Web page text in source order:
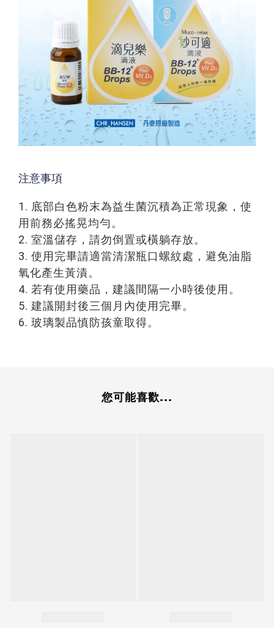
注意事項
1. 底部白色粉末為益生菌沉積為正常現象，使
用前務必搖晃均勻。
2. 室溫儲存，請勿倒置或橫躺存放。
3. 使用完畢請適當清潔瓶口螺紋處，避免油脂
氧化產生黃漬。
4. 若有使用藥品，建議間隔一小時後使用。
5. 建議開封後三個月內使用完畢。
6. 玻璃製品慎防孩童取得。
您可能喜歡...